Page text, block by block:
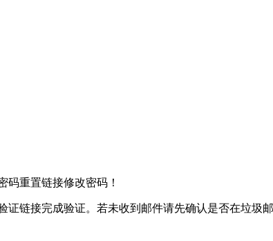
码重置链接修改密码！
链接完成验证。若未收到邮件请先确认是否在垃圾邮